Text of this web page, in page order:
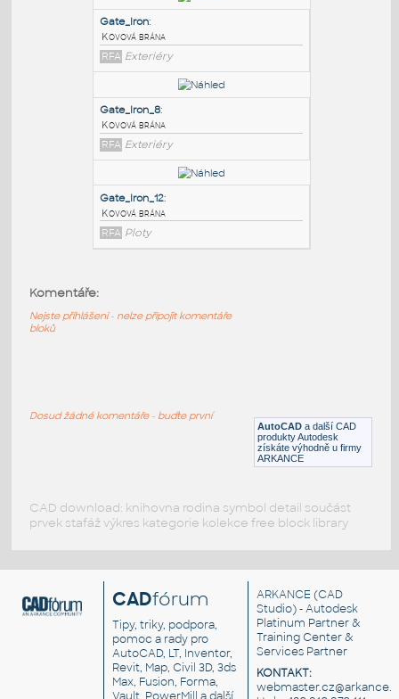
banglow 3D:
Bungalov 3D
DWG Projekty, stavby
Gate_Iron:
Kovová brána
RFA Exteriéry
Kovová brána
AutoCAD a další CAD
produkty Autodesk
získáte výhodně u firmy
ARKANCE
Komentáře:
Nejste přihlášeni - nelze připojit komentáře
bloků
Dosud žádné komentáře - buďte první
CAD download: knihovna rodina symbol detail součást
prvek stafáž výkres kategorie kolekce free block library
CADfórum
Tipy, triky, podpora,
pomoc a rady pro
AutoCAD, LT, Inventor,
Revit, Map, Civil 3D, 3ds
Max, Fusion, Forma,
ARKANCE (CAD
Studio) - Autodesk
Platinum Partner &
Training Center &
Services Partner
KONTAKT: